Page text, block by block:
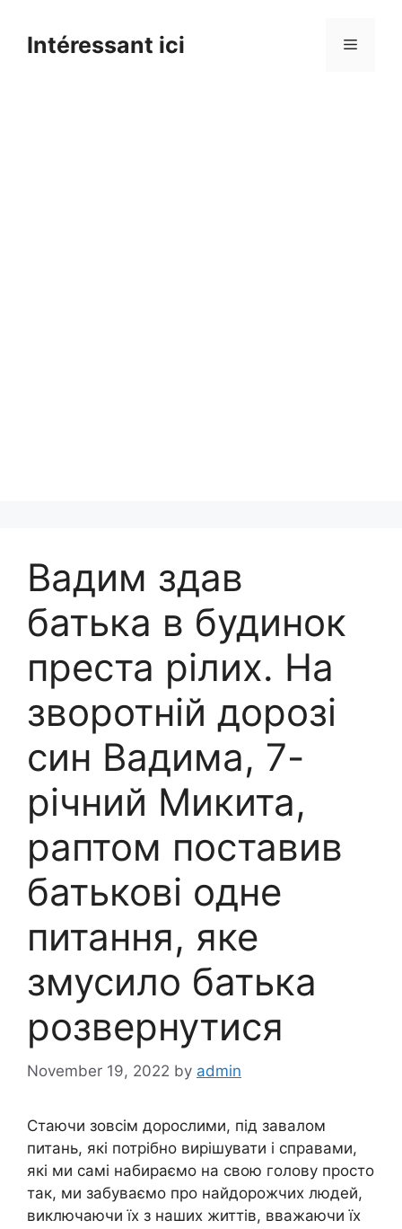
contentIntéressant ici Menu
Вадим здав
батька в будинок
преста рілих. На
зворотній дорозі
син Вадима, 7-
річний Микита,
раптом поставив
батькові одне
питання, яке
змусило батька
розвернутися
November 19, 2022 by admin
Стаючи зовсім дорослими, під завалом
питань, які потрібно вирішувати і справами,
які ми самі набираємо на свою голову просто
так, ми забуваємо про найдорожчих людей,
виключаючи їх з наших життів, вважаючи їх